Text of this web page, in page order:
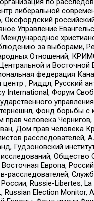
либеральной
Оксфордский
Управление
за выборами,
Отношений,
и
федерация
, Риддл, Русский
International, Форум
Фонд борьбы с
прав человека
Дом прав человека
расследователей,
Гудзоновский
Европа,
расследователей,
Russie-Libertes,
Election Monitor,